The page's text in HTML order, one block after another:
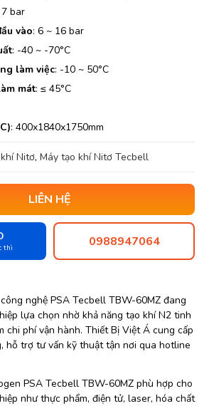
7 bar
vào: 6 ~ 16 bar
: -40 ~ -70°C
làm việc: -10 ~ 50°C
mát: ≤ 45°C
: 400x1840x1750mm
Nitơ, Máy tạo khí Nitơ Tecbell
LIÊN HỆ
thì 0988947064
nghệ PSA Tecbell TBW-60MZ đang
lựa chọn nhờ khả năng tạo khí N2 tinh
chi phí vận hành. Thiết Bị Việt Á cung cấp
hỗ trợ tư vấn kỹ thuật tận nơi qua hotline
PSA Tecbell TBW-60MZ phù hợp cho
như thực phẩm, điện tử, laser, hóa chất